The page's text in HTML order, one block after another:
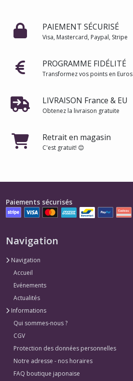
PAIEMENT SÉCURISÉ
Visa, Mastercard, Paypal, Stripe
PROGRAMME FIDÉLITÉ
Transformez vos points en Euros
LIVRAISON France & EU
Obtenez la livraison gratuite
Retrait en magasin
C'est gratuit! 😊
Paiements sécurisés
Navigation
Navigation
Accueil
Evénements
Actualités
Informations
Qui sommes-nous ?
CGV
Protection des données personnelles
Notre adresse - nos horaires
FAQ boutique japonaise